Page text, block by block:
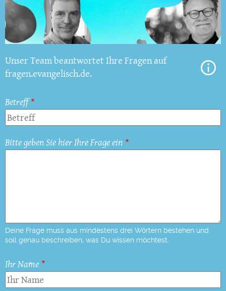
Unser Team beantwortet Ihre Fragen auf
fragen.evangelisch.de.
Betreff
Bitte geben Sie hier Ihre Frage ein
Deine Frage muss aus mindestens drei Wörtern bestehen und
soll genau beschreiben, was Du wissen möchtest.
Ihr Name